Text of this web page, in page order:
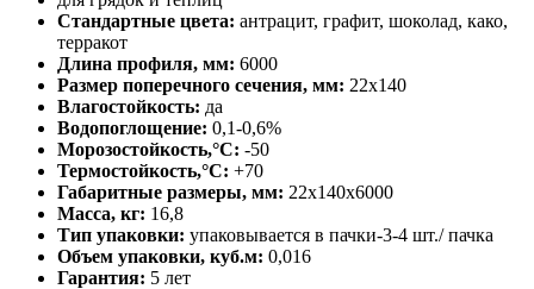
Стандартные цвета: антрацит, графит, шоколад, како,
терракот
Длина профиля, мм: 6000
Размер поперечного сечения, мм: 22х140
Влагостойкость: да
Водопоглощение: 0,1-0,6%
Морозостойкость,°C: -50
Термостойкость,°C: +70
Габаритные размеры, мм: 22х140х6000
Масса, кг: 16,8
Тип упаковки: упаковывается в пачки-3-4 шт./ пачка
Объем упаковки, куб.м: 0,016
Гарантия: 5 лет